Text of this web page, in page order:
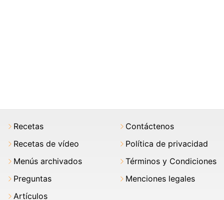
Recetas
Recetas de vídeo
Menús archivados
Preguntas
Artículos
Contáctenos
Política de privacidad
Términos y Condiciones
Menciones legales